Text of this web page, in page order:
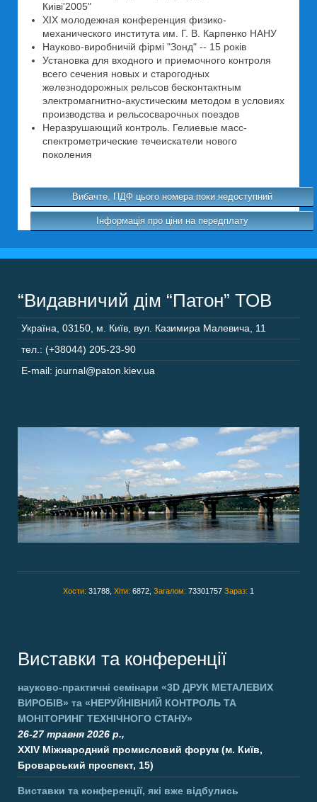
Киiвi'2005"
XIX молодежная конференция физико-
механического института им. Г. В. Карпенко НАНУ
Науково-виробничiй фiрмi "Зонд" -- 15 рокiв
Установка для входного и приемочного контроля
всего сечения новых и старогодных
железнодорожных рельсов бесконтактным
электромагнитно-акустическим методом в условиях
производства и рельсосварочных поездов
Неразрушающий контроль. Гелиевые масс-
спектрометрические течеискатели нового
поколения
Вибачте, ПДФ цього номера поки недоступний
Інформація про ціни на передплату
“Видавничий дім “Патон” ТОВ
Україна 03150 м. Київ, вул. Казимира Малевича, 11
тел.: (+38044) 205-23-90
E-mail: journal@paton.kiev.ua
Хости: 31788, Хіти: 6872, Загалом: 73301757 Зараз: 1
Виставки та конференції
науково-практичні семінари «3D ДРУК МЕТАЛЕВИХ
ВИРОБІВ» та «НЕРУЙНІВНИЙ КОНТРОЛЬ ТА
МОНІТОРИНГ ТЕХНІЧНОГО СТАНУ»
26-27 травня 2026 р.,
XXIV Міжнародний промисловий форум (м. Київ,
Броварський проспект, 15)
Виставки та конференції, які вже відбулись